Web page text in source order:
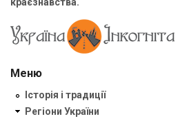
краєзнавства.
Меню
Історія і традиції
Регіони України